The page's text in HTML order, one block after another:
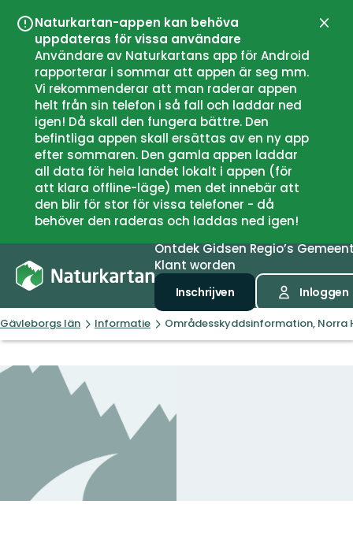
Naturkartan-appen kan behöva
uppdateras för vissa användare
Användare av Naturkartans app för Android
rapporterar i sommar att appen är seg mm.
Vi rekommenderar att man raderar appen
helt från sin telefon i så fall och laddar ned
igen! Då skall den fungera bättre. Den
befintliga appen skall ersättas av en ny app
efter sommaren. Den gamla appen laddar
all data för hela landet lokalt i appen (för
att klara offline-läge) men det innebär att
den blir för stor för vissa telefoner - då
behöver den raderas och laddas ned igen!
OntdekGidsenRegio’s
Klant worden
Inschrijven Inloggen
Gävleborgs län Informatie Områdesskyddsinformation, Norra